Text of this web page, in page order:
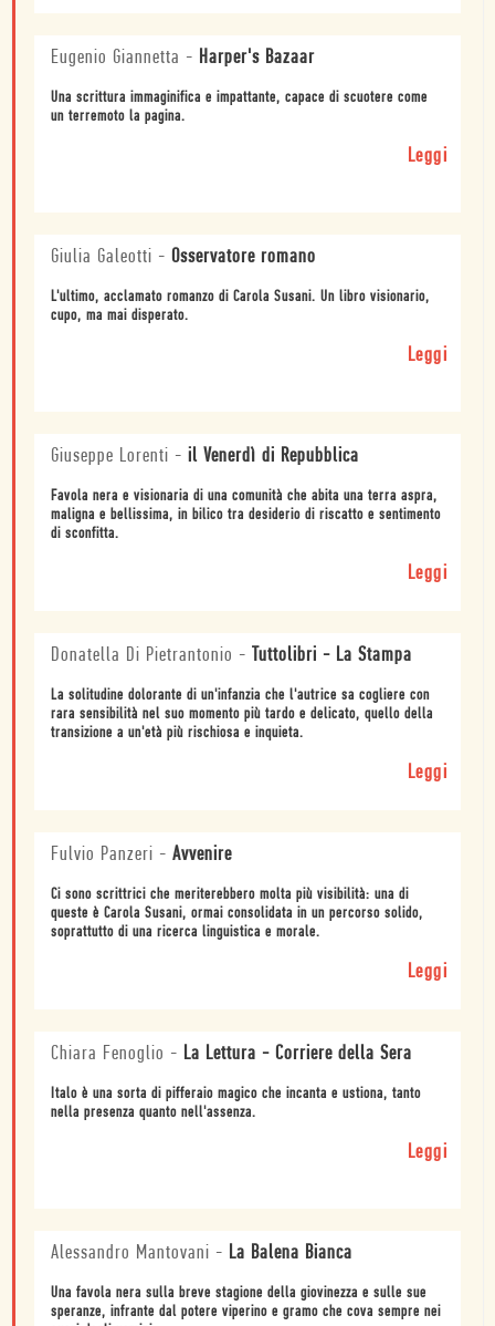
Eugenio Giannetta - Harper's Bazaar
Una scrittura immaginifica e impattante, capace di scuotere come
un terremoto la pagina.
Leggi
Giulia Galeotti - Osservatore romano
L'ultimo, acclamato romanzo di Carola Susani. Un libro visionario,
cupo, ma mai disperato.
Leggi
Giuseppe Lorenti - il Venerdì di Repubblica
Favola nera e visionaria di una comunità che abita una terra aspra,
maligna e bellissima, in bilico tra desiderio di riscatto e sentimento
di sconfitta.
Leggi
Donatella Di Pietrantonio - Tuttolibri - La Stampa
La solitudine dolorante di un'infanzia che l'autrice sa cogliere con
rara sensibilità nel suo momento più tardo e delicato, quello della
transizione a un'età più rischiosa e inquieta.
Leggi
Fulvio Panzeri - Avvenire
Ci sono scrittrici che meriterebbero molta più visibilità: una di
queste è Carola Susani, ormai consolidata in un percorso solido,
soprattutto di una ricerca linguistica e morale.
Leggi
Chiara Fenoglio - La Lettura - Corriere della Sera
Italo è una sorta di pifferaio magico che incanta e ustiona, tanto
nella presenza quanto nell'assenza.
Leggi
Alessandro Mantovani - La Balena Bianca
Una favola nera sulla breve stagione della giovinezza e sulle sue
speranze, infrante dal potere viperino e gramo che cova sempre nei